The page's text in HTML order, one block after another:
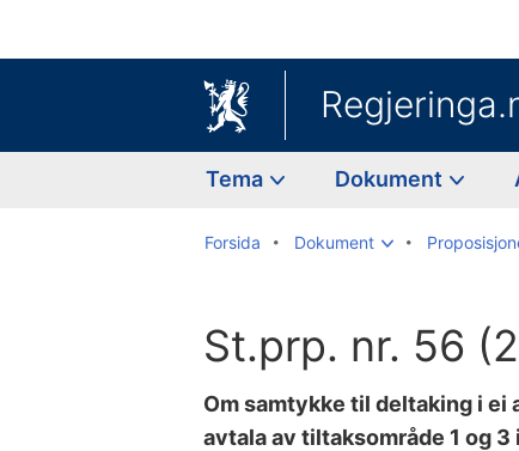
Tema Dokument
Forsida Dokument
St.prp. nr. 56
Om samtykke til deltaking i ei
avtala av tiltaksområde 1 og